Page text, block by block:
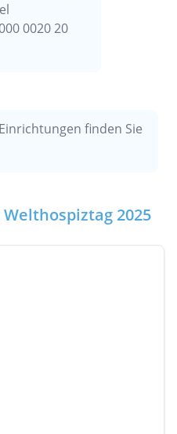
0020 20
finden Sie
2025